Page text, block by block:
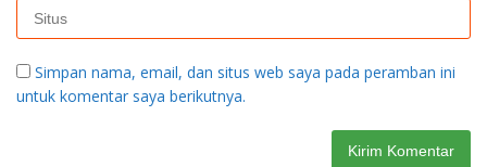
Simpan nama, email, dan situs web saya pada peramban ini
untuk komentar saya berikutnya.